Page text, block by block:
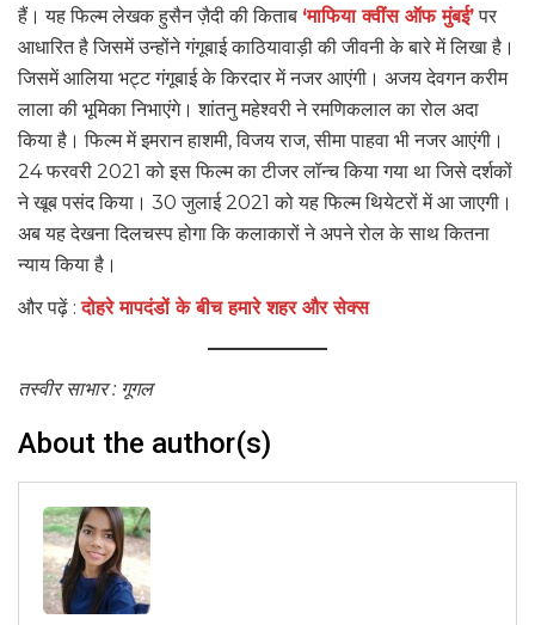
हैं। यह फिल्म लेखक हुसैन ज़ैदी की किताब ‘माफिया क्वींस ऑफ मुंबई’पर
आधारित है जिसमें उन्होंने गंगूबाई काठियावाड़ी की जीवनी के बारे में लिखा है।
जिसमें आलिया भट्ट गंगूबाई के किरदार में नजर आएंगी। अजय देवगन करीम
लाला की भूमिका निभाएंगे। शांतनु महेश्वरी ने रमणिकलाल का रोल अदा
किया है। फिल्म में इमरान हाशमी, विजय राज, सीमा पाहवा भी नजर आएंगी।
24 फरवरी 2021 को इस फिल्म का टीजर लॉन्च किया गया था जिसे दर्शकों
ने खूब पसंद किया। 30 जुलाई 2021 को यह फिल्म थियेटरों में आ जाएगी।
अब यह देखना दिलचस्प होगा कि कलाकारों ने अपने रोल के साथ कितना
न्याय किया है।
और पढ़ें :दोहरे मापदंडों के बीच हमारे शहर और सेक्स
तस्वीर साभार : गूगल
About the author(s)